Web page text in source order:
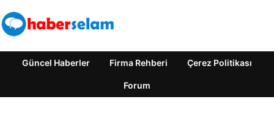
Güncel Haberler Firma Rehberi Çerez Politikası
Forum